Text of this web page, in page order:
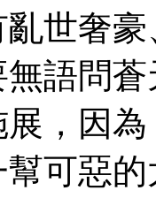
世奢
語問
，因
可惡